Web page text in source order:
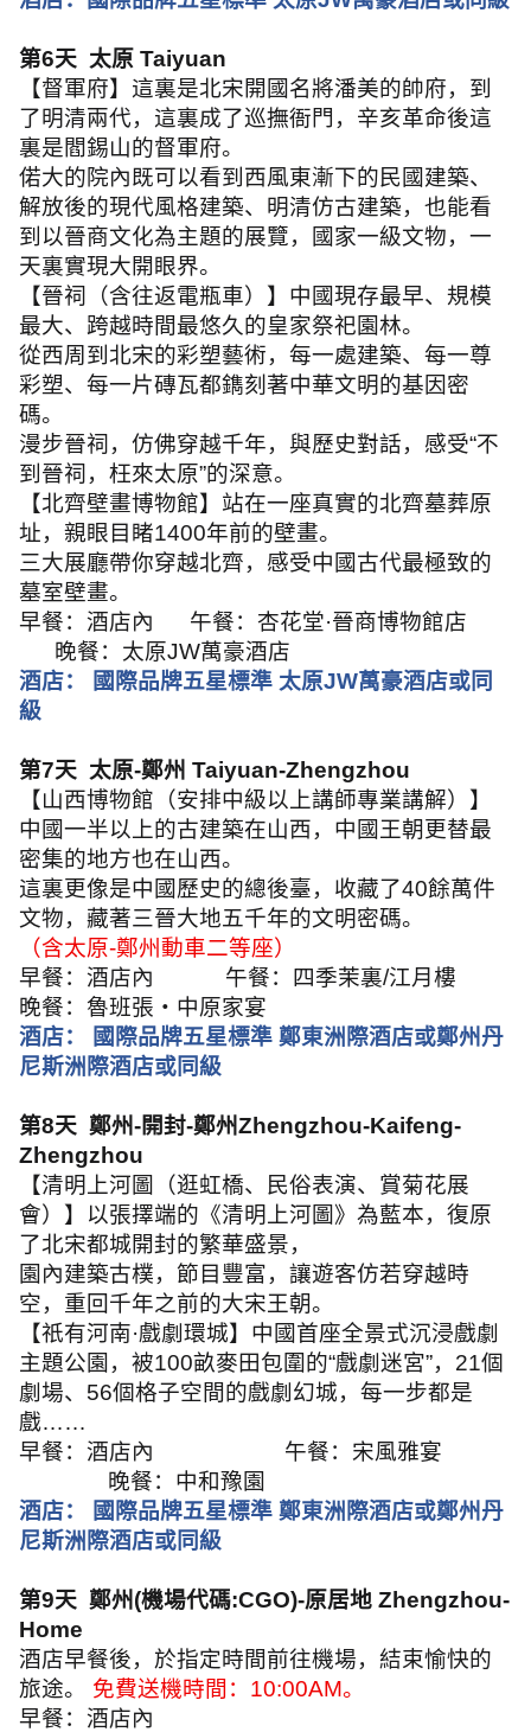
第6天 太原 Taiyuan
【督軍府】這裏是北宋開國名將潘美的帥府，到
了明清兩代，這裏成了巡撫衙門，辛亥革命後這
裏是閻錫山的督軍府。
偌大的院內既可以看到西風東漸下的民國建築、
解放後的現代風格建築、明清仿古建築，也能看
到以晉商文化為主題的展覽，國家一級文物，一
天裏實現大開眼界。
【晉祠（含往返電瓶車）】中國現存最早、規模
最大、跨越時間最悠久的皇家祭祀園林。
從西周到北宋的彩塑藝術，每一處建築、每一尊
彩塑、每一片磚瓦都鐫刻著中華文明的基因密
碼。
漫步晉祠，仿佛穿越千年，與歷史對話，感受“不
到晉祠，枉來太原”的深意。
【北齊壁畫博物館】站在一座真實的北齊墓葬原
址，親眼目睹1400年前的壁畫。
三大展廳帶你穿越北齊，感受中國古代最極致的
墓室壁畫。
早餐：酒店內
午餐：杏花堂·晉商博物館店
晚餐：太原JW萬豪酒店
酒店：
國際品牌五星標準 太原JW萬豪酒店或同
級
第7天 太原-鄭州 Taiyuan-Zhengzhou
【山西博物館（安排中級以上講師專業講解）】
中國一半以上的古建築在山西，中國王朝更替最
密集的地方也在山西。
這裏更像是中國歷史的總後臺，收藏了40餘萬件
文物，藏著三晉大地五千年的文明密碼。
（含太原-鄭州動車二等座）
早餐：酒店內
午餐：四季茉裏/江月樓
晚餐：魯班張・中原家宴
酒店：
國際品牌五星標準 鄭東洲際酒店或鄭州丹
尼斯洲際酒店或同級
第8天 鄭州-開封-鄭州Zhengzhou-Kaifeng-
Zhengzhou
【清明上河圖（逛虹橋、民俗表演、賞菊花展
會）】以張擇端的《清明上河圖》為藍本， 復原
了北宋都城開封的繁華盛景，
園內建築古樸，節目豐富，讓遊客仿若穿越時
空，重回千年之前的大宋王朝。
【祇有河南·戲劇環城】中國首座全景式沉浸戲劇
主題公園，被100畝麥田包圍的“戲劇迷宮”， 21個
劇場、 56個格子空間的戲劇幻城，每一步都是
戲……
早餐：酒店內
午餐：宋風雅宴
晚餐：中和豫園
酒店：
國際品牌五星標準 鄭東洲際酒店或鄭州丹
尼斯洲際酒店或同級
第9天 鄭州(機場代碼:CGO)-原居地 Zhengzhou-
Home
酒店早餐後，於指定時間前往機場，結束愉快的
旅途。 免費送機時間： 10:00AM。
早餐：酒店內